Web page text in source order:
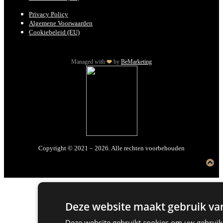
Privacy Policy
Algemene Voorwaarden
Cookiebeleid (EU)
Managed with by BeMarketing
Copyright © 2021 – 2026. Alle rechten voorbehouden
Deze website maakt gebruik